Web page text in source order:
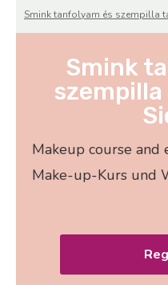
Smink tanfolyam és szempilla
Smink
Makeup course and
Make-up-Kurs und